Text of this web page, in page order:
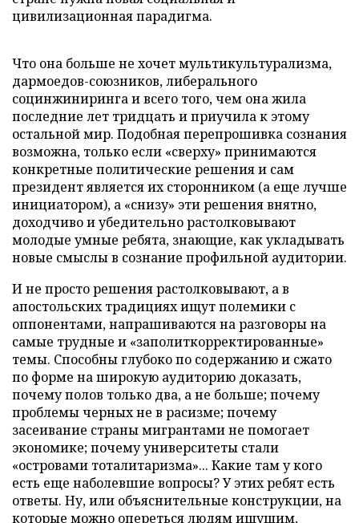
цивилизационная парадигма.
Что она больше не хочет мультикультурализма,
дармоедов-союзников, либерального
социнжиниринга и всего того, чем она жила
последние лет тридцать и приучила к этому
остальной мир. Подобная перепрошивка сознания
возможна, только если «сверху» принимаются
конкретные политические решения и сам
президент является их сторонником (а еще лучше
инициатором), а «снизу» эти решения внятно,
доходчиво и убедительно растолковывают
молодые умные ребята, знающие, как укладывать
новые смыслы в сознание профильной аудитории.
И не просто решения растолковывают, а в
апостольских традициях ищут полемики с
оппонентами, напрашиваются на разговоры на
самые трудные и «заполиткорректированные»
темы. Способны глубоко по содержанию и сжато
по форме на широкую аудиторию доказать,
почему полов только два, а не больше; почему
проблемы черных не в расизме; почему
засеивание страны мигрантами не помогает
экономике; почему университеты стали
«островами тоталитаризма»... Какие там у кого
есть еще наболевшие вопросы? У этих ребят есть
ответы. Ну, или объяснительные конструкции, на
которые можно опереться людям ищущим,